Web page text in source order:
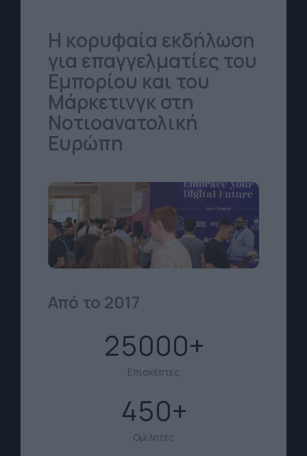
Η κορυφαία εκδήλωση
για επαγγελματίες του
Εμπορίου και του
Μάρκετινγκ στη
Νοτιοανατολική
Ευρώπη
Από το 2017
25000
Επισκέπτες
450
Ομιλητές